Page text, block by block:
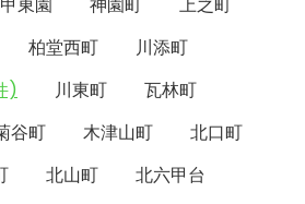
柏堂西町
川添町
) 川東町
瓦林町
谷町 木津山町
北口町
北山町
北六甲台